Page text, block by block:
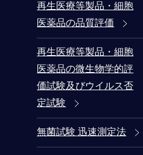
再生医療等製品・細胞
医薬品の品質評価
再生医療等製品・細胞
医薬品の微生物学的評
価試験及びウイルス否
定試験
無菌試験 迅速測定法